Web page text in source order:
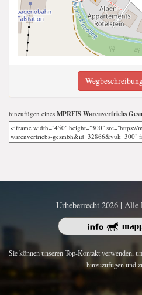
hinzufügen eines MPREIS Warenvertriebs
Urheberrecht 2026 | Alle
Sie können unseren Top-Kontakt verwenden,
hinzuzufügen und